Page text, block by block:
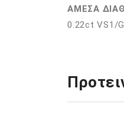
ΑΜΕΣΑ
0.22ct VS1/G